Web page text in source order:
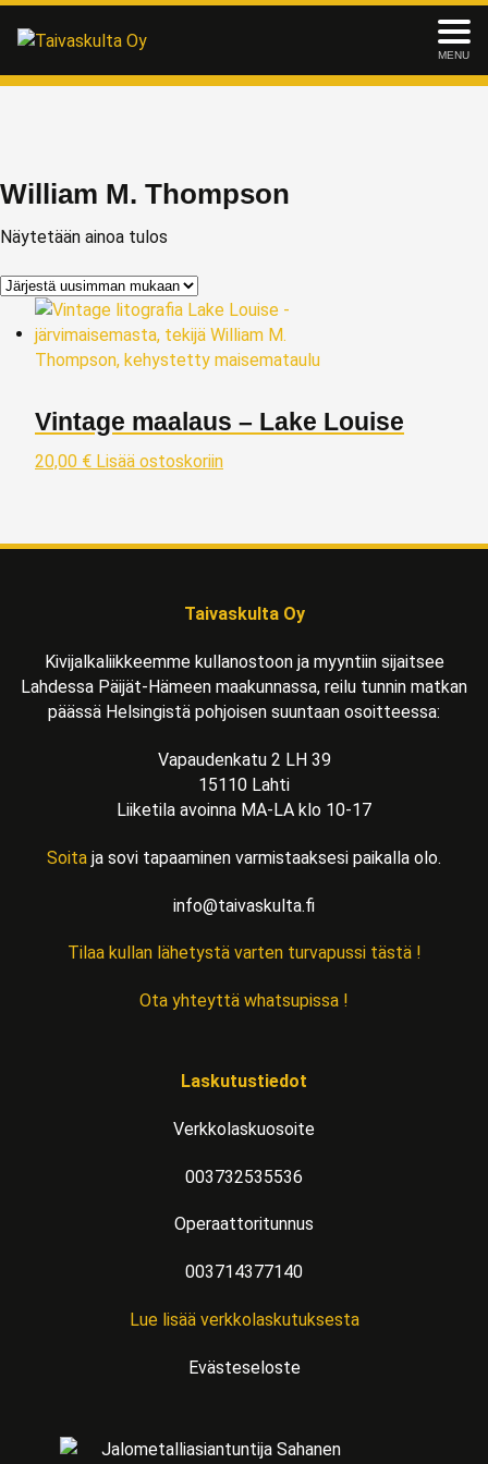
MENU
William M. Thompson
Näytetään ainoa tulos
Vintage maalaus – Lake Louise
20,00 € Lisää ostoskoriin
Taivaskulta Oy
Kivijalkaliikkeemme kullanostoon ja myyntiin sijaitsee
Lahdessa Päijät-Hämeen maakunnassa, reilu tunnin matkan
päässä Helsingistä pohjoisen suuntaan osoitteessa:
Vapaudenkatu 2 LH 39
15110 Lahti
Liiketila avoinna MA-LA klo 10-17
Soita ja sovi tapaaminen varmistaaksesi paikalla olo.
info@taivaskulta.fi
Tilaa kullan lähetystä varten turvapussi tästä !
Ota yhteyttä whatsupissa !
Laskutustiedot
Verkkolaskuosoite
003732535536
Operaattoritunnus
003714377140
Lue lisää verkkolaskutuksesta
Evästeseloste